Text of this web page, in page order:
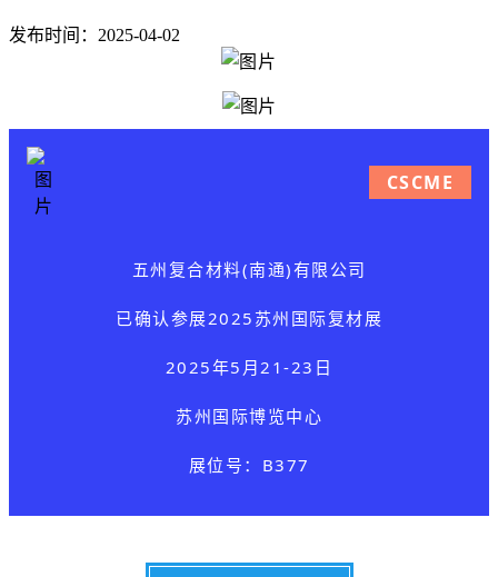
发布时间：2025-04-02
CSCME
五州复合材料(南通)有限公司
已确认参展2025苏州国际复材展
2025年5月21-23日
苏州国际博览中心
展位号：B377